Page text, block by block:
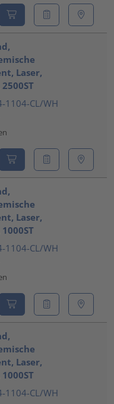
Laser,
1104-CL/WH
Laser,
1104-CL/WH
Laser,
1104-CL/WH